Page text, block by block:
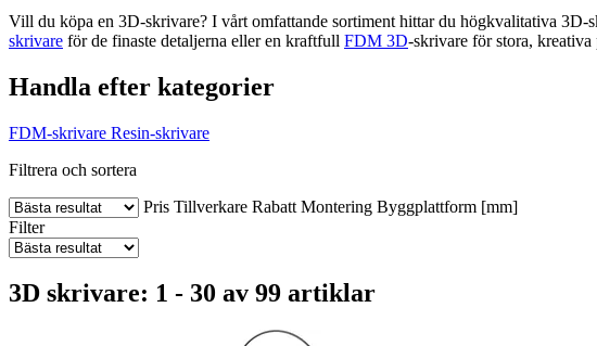
Vill du köpa en 3D-skrivare? I vårt omfattande sortiment hittar du högkvalitativa 3D-
skrivare för de finaste detaljerna eller en kraftfull FDM 3D-skrivare för stora,
Handla efter kategorier
FDM-skrivare Resin-skrivare
Filtrera och sortera
Pris Tillverkare Rabatt Montering Byggplattform [mm]
Filter
3D skrivare: 1 - 30 av 99 artiklar